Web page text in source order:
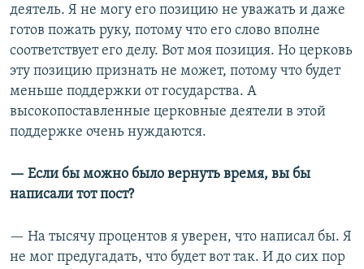
деятель. Я не могу его позицию не уважать и даже
готов пожать руку, потому что его слово вполне
соответствует его делу. Вот моя позиция. Но церковь
эту позицию признать не может, потому что будет
меньше поддержки от государства. А
высокопоставленные церковные деятели в этой
поддержке очень нуждаются.
— Если бы можно было вернуть время, вы бы
написали тот пост?
— На тысячу процентов я уверен, что написал бы. Я
не мог предугадать, что будет вот так. И до сих пор